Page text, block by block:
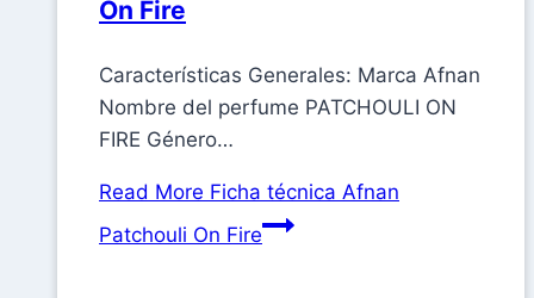
On Fire
Características Generales: Marca Afnan
Nombre del perfume PATCHOULI ON
FIRE Género…
Read More Ficha técnica Afnan
Patchouli On Fire